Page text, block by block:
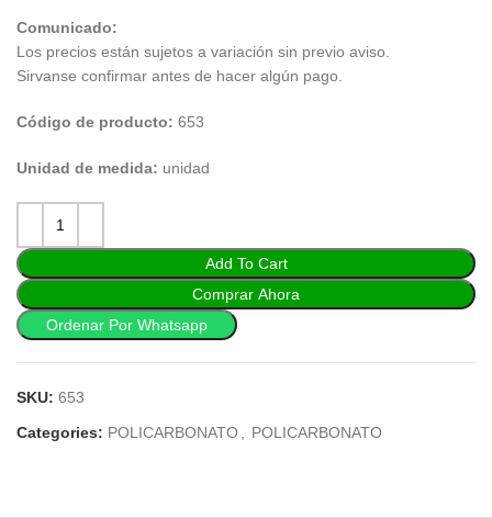
Comunicado:
Los precios están sujetos a variación sin previo aviso.
Sirvanse confirmar antes de hacer algún pago.
Código de producto: 653
Unidad de medida: unidad
Add To Cart
Comprar Ahora
Ordenar Por Whatsapp
SKU: 653
Categories: POLICARBONATO POLICARBONATO